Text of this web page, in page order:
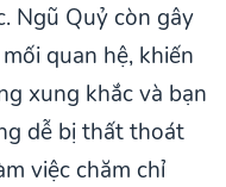
Ngũ Quỷ còn gây
quan hệ, khiến
xung khắc và bạn
dễ bị thất thoát
việc chăm chỉ